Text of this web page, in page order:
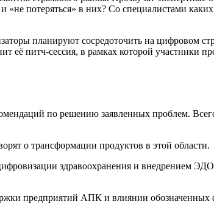
потеряться» в них? Со специалистами
планируют сосредоточить на цифровом
питч-сессия, в рамках которой участники
по решению заявленных проблем.
о трансформации продуктов в этой области.
здравоохранения и внедрением ЭДО
предприятий АПК и влиянии обозначенных